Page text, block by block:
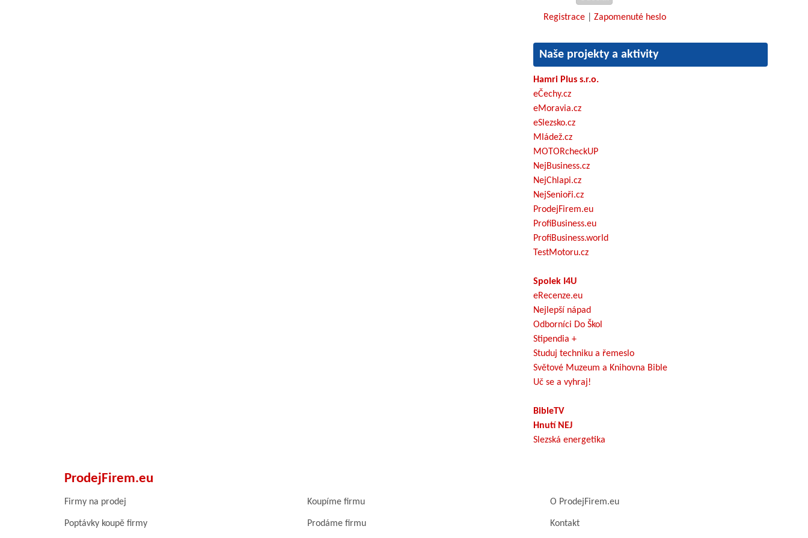
Registrace Zapomenuté heslo
Naše projekty a aktivity
Hamri Plus s.r.o.
eČechy.cz
eMoravia.cz
eSlezsko.cz
Mládež.cz
MOTORcheckUP
NejBusiness.cz
NejChlapi.cz
NejSenioři.cz
ProdejFirem.eu
ProfiBusiness.eu
ProfiBusiness.world
TestMotoru.cz
Spolek I4U
eRecenze.eu
Nejlepší nápad
Odborníci Do Škol
Stipendia +
Studuj techniku a řemeslo
Světové Muzeum a Knihovna Bible
Uč se a vyhraj!
BibleTV
Hnutí NEJ
Slezská energetika
ProdejFirem.eu
Firmy na prodej Koupíme firmu O ProdejFirem.eu
Poptávky koupě firmy Prodáme firmu Kontakt